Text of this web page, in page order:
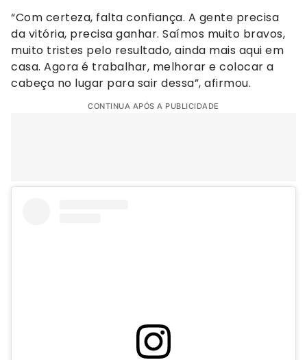
“Com certeza, falta confiança. A gente precisa
da vitória, precisa ganhar. Saímos muito bravos,
muito tristes pelo resultado, ainda mais aqui em
casa. Agora é trabalhar, melhorar e colocar a
cabeça no lugar para sair dessa”, afirmou.
CONTINUA APÓS A PUBLICIDADE